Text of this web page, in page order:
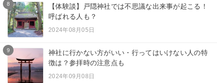
8
【体験談】戸隠神社では不思議な出来事が起こる！
呼ばれる人も？
2024年08月05日
9
神社に行かない方がいい・行ってはいけない人の特
徴は？参拝時の注意点も
2024年09月08日